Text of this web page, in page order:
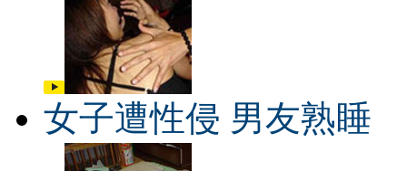
女子遭性侵 男友熟睡